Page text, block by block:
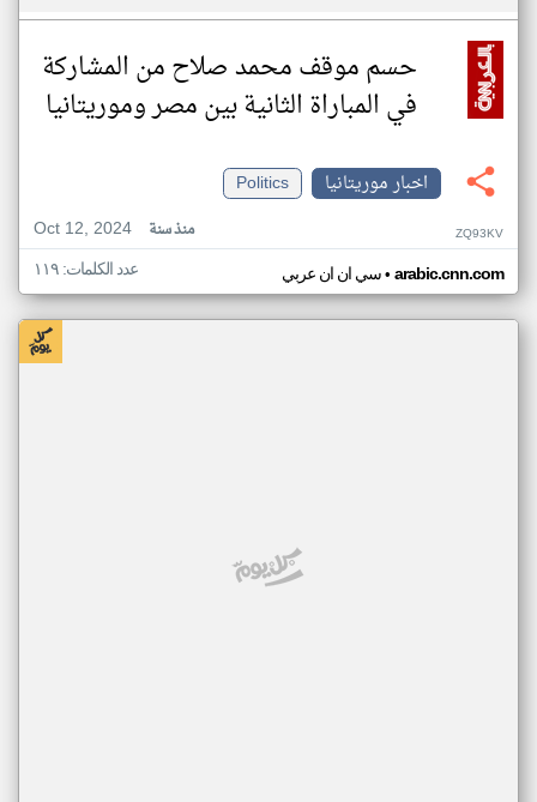
حسم موقف محمد صلاح من المشاركة
في المباراة الثانية بين مصر وموريتانيا
اخبار موريتانيا
Politics
Oct 12, 2024
منذ سنة ZQ93KV
سي ان ان عربي• arabic.cnn.com عدد الكلمات: ١١٩